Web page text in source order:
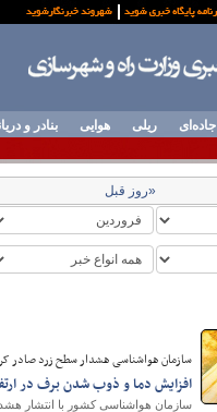
جاده‌ای ریلی هوایی بنادر و
«روز قبل
سازمان هواشناسی هشدار سطح زرد صادر
افزایش دما و ذوب شدن برف در
سازمان هواشناسی کشور با انتشار